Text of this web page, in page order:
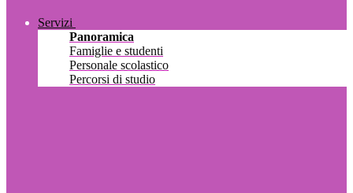
Servizi
Panoramica
Famiglie e studenti
Personale scolastico
Percorsi di studio